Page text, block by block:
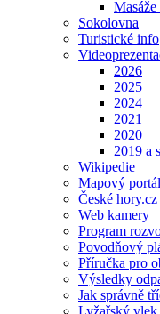
Sokolovna
Turistické info
2026
2025
2024
2021
2020
2019 a
Wikipedie
Mapový portál
České hory.cz
Web kamery
Program
Povodňový
Příručka pro
Výsledky
Jak správně
Lyžařský vlek